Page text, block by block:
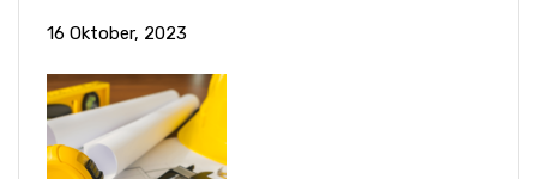
16 Oktober, 2023